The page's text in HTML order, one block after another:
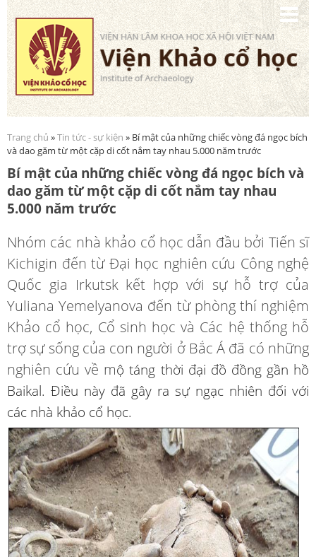
Nhảy
đến
nội
dung
Bạn đang ở đây
Trang chủ »Tin tức - sự kiện » Bí mật của những chiếc vòng đá ngọc bích
và dao găm từ một cặp di cốt nắm tay nhau 5.000 năm trước
Bí mật của những chiếc vòng đá ngọc bích và
dao găm từ một cặp di cốt nắm tay nhau
5.000 năm trước
Nhóm các nhà khảo cổ học dẫn đầu bởi Tiến sĩ
Kichigin đến từ Đại học nghiên cứu Công nghệ
Quốc gia Irkutsk kết hợp với sự hỗ trợ của
Yuliana Yemelyanova đến từ phòng thí nghiệm
Khảo cổ học, Cổ sinh học và Các hệ thống hỗ
trợ sự sống của con người ở Bắc Á đã có những
nghiên cứu về mộ táng thời đại đồ đồng gần hồ
Baikal. Điều này đã gây ra sự ngạc nhiên đối với
các nhà khảo cổ học.